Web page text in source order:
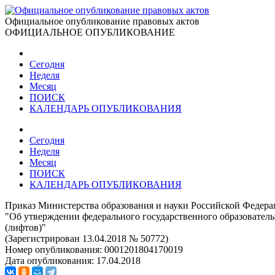
Официальное опубликование правовых актов
ОФИЦИАЛЬНОЕ ОПУБЛИКОВАНИЕ
Сегодня
Неделя
Месяц
ПОИСК
КАЛЕНДАРЬ ОПУБЛИКОВАНИЯ
Сегодня
Неделя
Месяц
ПОИСК
КАЛЕНДАРЬ ОПУБЛИКОВАНИЯ
Приказ Министерства образования и науки Российской
"Об утверждении федерального государственного
(лифтов)"
(Зарегистрирован 13.04.2018 № 50772)
Номер опубликования: 0001201804170019
Дата опубликования: 17.04.2018